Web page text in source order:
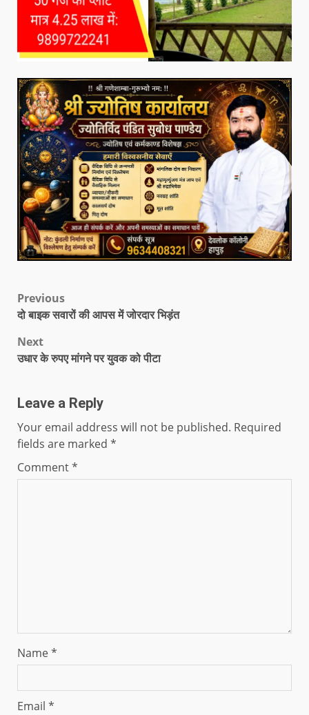
Previous
दो बाइक सवारों की आपस में जोरदार भिड़ंत
Next
उधार के रुपए मांगने पर युवक को पीटा
Leave a Reply
Your email address will not be published. Required
fields are marked *
Comment*
Name*
Email *